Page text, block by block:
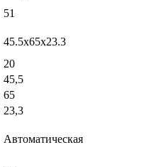
51
45.5x65x23.3
20
45,5
65
23,3
Автоматическая